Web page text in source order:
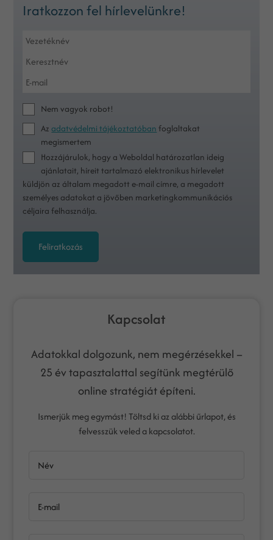
Iratkozzon fel hírlevelünkre!
Nem vagyok robot!
Azadatvédelmi tájékoztatóban foglaltakat
megismertem
Hozzájárulok, hogy a Weboldal határozatlan ideig
ajánlatait, híreit tartalmazó elektronikus hírlevelet
küldjön az általam megadott e-mail címre, a megadott
személyes adatokat a jövőben marketingkommunikációs
céljaira felhasználja.
Feliratkozás
Kapcsolat
Adatokkal dolgozunk, nem megérzésekkel –
25 év tapasztalattal segítünk megtérülő
online stratégiát építeni.
Ismerjük meg egymást! Töltsd ki az alábbi űrlapot, és
felvesszük veled a kapcsolatot.
Név
E-mail